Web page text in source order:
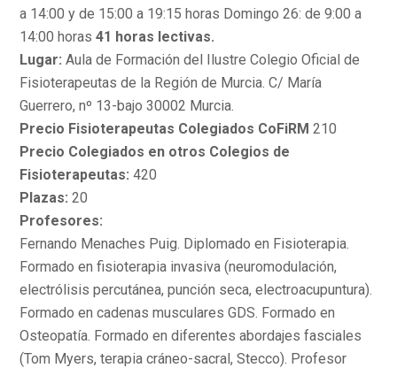
a 14:00 y de 15:00 a 19:15 horas Domingo 26: de 9:00 a
14:00 horas41 horas lectivas.
Lugar: Aula de Formación del Ilustre Colegio Oficial de
Fisioterapeutas de la Región de Murcia. C/ María
Guerrero, nº 13-bajo 30002 Murcia.
Precio Fisioterapeutas Colegiados CoFiRM 210
Precio Colegiados en otros Colegios de
Fisioterapeutas: 420
Plazas: 20
Profesores:
Fernando Menaches Puig. Diplomado en Fisioterapia.
Formado en fisioterapia invasiva (neuromodulación,
electrólisis percutánea, punción seca, electroacupuntura).
Formado en cadenas musculares GDS. Formado en
Osteopatía. Formado en diferentes abordajes fasciales
(Tom Myers, terapia cráneo-sacral, Stecco). Profesor